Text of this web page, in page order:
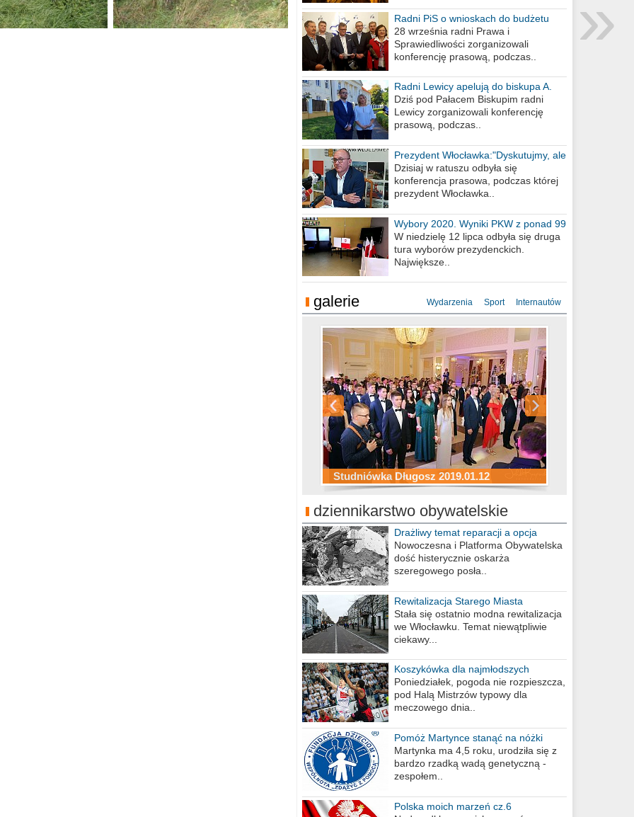
Radni PiS o wnioskach do budżetu
miasta na 2021 rok
28 września radni Prawa i
Sprawiedliwości zorganizowali
konferencję prasową, podczas..
Radni Lewicy apelują do biskupa A.
Wiesława Meringa
Dziś pod Pałacem Biskupim radni
Lewicy zorganizowali konferencję
prasową, podczas..
Prezydent Włocławka:"Dyskutujmy, ale
nie obrażajmy się”
Dzisiaj w ratuszu odbyła się
konferencja prasowa, podczas której
prezydent Włocławka..
Wybory 2020. Wyniki PKW z ponad 99
procent obwodów
W niedzielę 12 lipca odbyła się druga
tura wyborów prezydenckich.
Największe..
galerie Wydarzenia Sport Internautów
Studniówka Długosz 2019.01.12
ZS Budowlanych 2019.01.12
Studniówka LZK 2019.01.11
Studniówka Kopernik 2019.01.11
Studniówka LMK 2019.01.05
Studniówka ZS Ekonomicznych
2019.01.05
dziennikarstwo obywatelskie
Drażliwy temat reparacji a opcja
berlińska
Nowoczesna i Platforma Obywatelska
dość histerycznie oskarża
szeregowego posła..
Rewitalizacja Starego Miasta
Stała się ostatnio modna rewitalizacja
we Włocławku. Temat niewątpliwie
ciekawy...
Koszykówka dla najmłodszych
Poniedziałek, pogoda nie rozpieszcza,
pod Halą Mistrzów typowy dla
meczowego dnia..
Pomóż Martynce stanąć na nóżki
Martynka ma 4,5 roku, urodziła się z
bardzo rzadką wadą genetyczną -
zespołem..
Polska moich marzeń cz.6
»